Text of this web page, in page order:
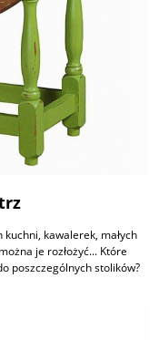
kawalerek, małych
je rozłożyć... Które
poszczególnych stolików?